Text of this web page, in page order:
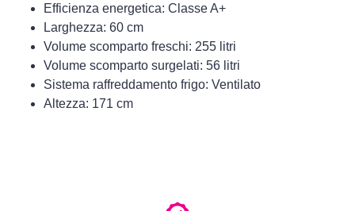
Efficienza energetica: Classe A+
Larghezza: 60 cm
Volume scomparto freschi: 255 litri
Volume scomparto surgelati: 56 litri
Sistema raffreddamento frigo: Ventilato
Altezza: 171 cm